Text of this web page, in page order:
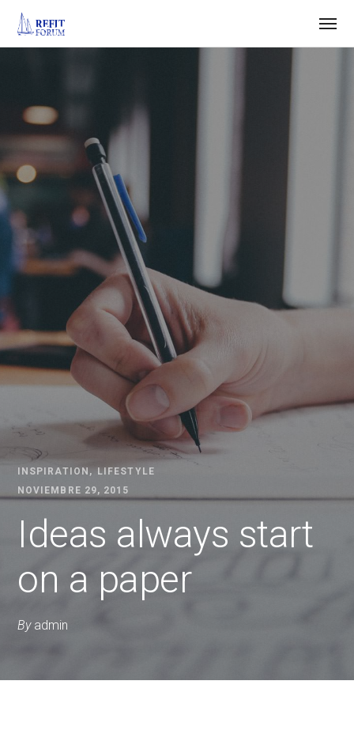
INSPIRATION
LIFESTYLE
NOVIEMBRE 29, 2015
Ideas always start
on a paper
By admin